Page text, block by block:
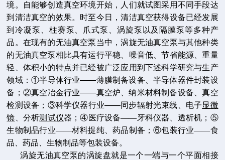
境。自能够创造真空环境开始，人们就试图采用不同手段达
到清洁真空的效果。时至今日，清洁真空获得设备已经发展
到冷凝泵、柱赛泵、爪式泵、涡旋泵以及隔膜泵等多种产
品。在现有的无油真空泵当中，涡旋无油真空泵与其他种类
的无油真空泵相比具有运行平稳、噪音低、节省能源、重量
轻、体积小的特点并已经被广泛应用到下述科学研究与生产
领域：①半导体行业——薄膜制备设备、半导体器件封装设
备；②真空冶金行业——真空炉、纳米材料制备设备、真空
检测设备；③科学仪器行业——同步辐射光束线、电子显微
镜 、分析测试仪器；④医疗设备——牙科仪器、透析机；⑤
生物制品行业——材料提纯、药品制备；⑥包装行业——食
品、药品、生物制品等包装设备。
涡旋无油真空泵的涡旋盘就是一个一端与一个平面相接